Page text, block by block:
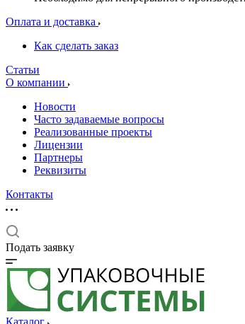
Оплата и доставка
Как сделать заказ
Статьи
О компании
Новости
Часто задаваемые вопросы
Реализованные проекты
Лицензии
Партнеры
Реквизиты
Контакты
Подать заявку
Каталог